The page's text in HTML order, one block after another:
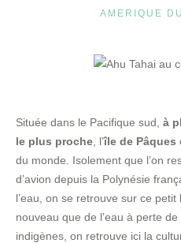
CATEGORIES
AMERIQUE
Située dans le Pacifique sud, à
le plus proche , l’île de Pâques
du monde. Isolement que l’on
d’avion depuis la Polynésie
l’eau, on se retrouve sur ce petit
nouveau que de l’eau à perte de
indigènes, on retrouve ici la